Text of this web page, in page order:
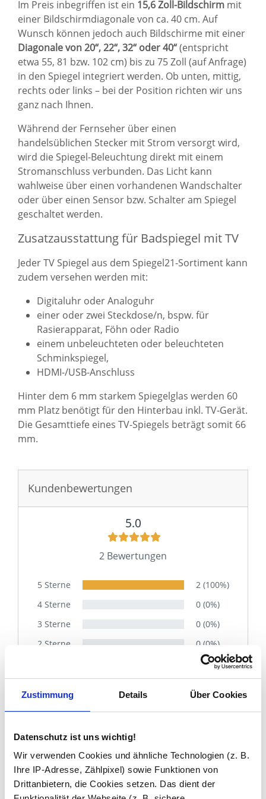
Zustimmung Details Über Cookies
Datenschutz ist uns wichtig!
Wir verwenden Cookies und ähnliche Technologien (z. B.
Ihre IP-Adresse, Zählpixel) sowie Funktionen von
Drittanbietern, die Cookies setzen. Das dient der
Im Preis inbegriffen ist ein 15,6 Zoll-Bildschirm mit
einer Bildschirmdiagonale von ca. 40 cm. Auf
Wunsch können jedoch auch Bildschirme mit einer
Diagonale von 20“, 22“, 32“ oder 40“(entspricht
etwa 55, 81 bzw. 102 cm) bis zu 75 Zoll (auf Anfrage)
in den Spiegel integriert werden. Ob unten, mittig,
rechts oder links – bei der Position richten wir uns
ganz nach Ihnen.
Während der Fernseher über einen
handelsüblichen Stecker mit Strom versorgt wird,
wird die Spiegel-Beleuchtung direkt mit einem
Stromanschluss verbunden. Das Licht kann
wahlweise über einen vorhandenen Wandschalter
oder über einen Sensor bzw. Schalter am Spiegel
geschaltet werden.
Zusatzausstattung für Badspiegel mit TV
Jeder TV Spiegel aus dem Spiegel21-Sortiment kann
zudem versehen werden mit:
Digitaluhr oder Analoguhr
einer oder zwei Steckdose/n, bspw. für
Rasierapparat, Föhn oder Radio
einem unbeleuchteten oder beleuchteten
Schminkspiegel,
HDMI-/USB-Anschluss
.
Kundenbewertungen
5.0
2 Bewertungen
5 Sterne
2 (100%)
4 Sterne
0 (0%)
3 Sterne
0 (0%)
2 Sterne
0 (0%)
0 (0%)
Bernd E.
31.07.2023
Den Fernseher im Spiegel hätte ich nicht
erwartet, dass das so nahtlos funktioniert
— im eingeschalteten Zustand klares Bild,
ausgeschaltet normaler Spiegel. Einziger